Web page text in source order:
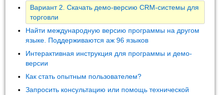
Вариант 2. Скачать демо-версию CRM-системы для
торговли
Найти международную версию программы на другом
языке. Поддерживаются аж 96 языков
Интерактивная инструкция для программы и демо-
версии
Как стать опытным пользователем?
Запросить консультацию или помощь технической